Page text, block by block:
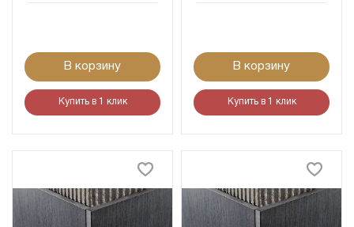
В корзину
Купить в 1 клик
В корзину
Купить в 1 клик